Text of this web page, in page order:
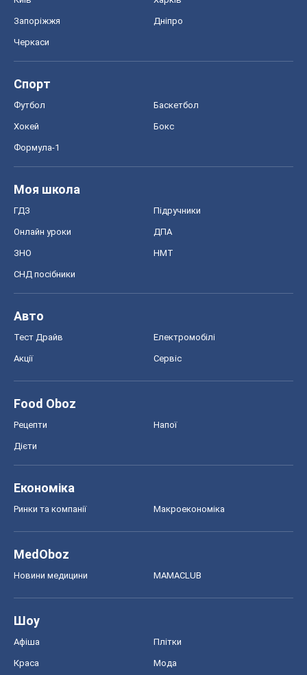
Запоріжжя Дніпро
Черкаси
Спорт
Футбол Баскетбол
Хокей Бокс
Формула-1
Моя школа
ГДЗ Підручники
Онлайн уроки ДПА
ЗНО НМТ
СНД посібники
Авто
Тест Драйв Електромобілі
Акції Сервіс
Food Oboz
Рецепти Напої
Дієти
Економіка
Ринки та компанії Макроекономіка
MedOboz
Новини медицини MAMACLUB
Шоу
Афіша Плітки
Краса Мода